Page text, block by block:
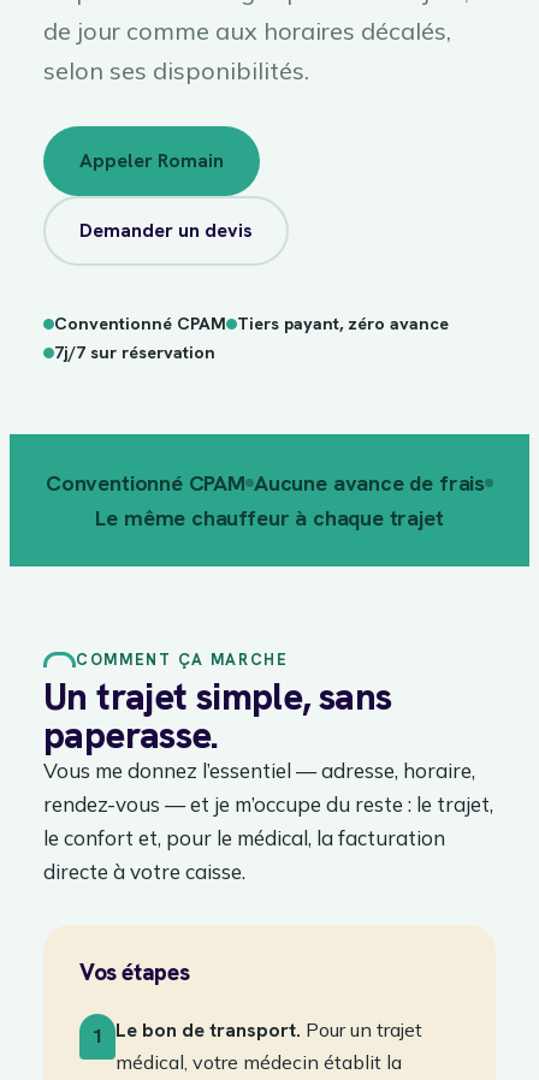
de jour comme aux horaires décalés,
selon ses disponibilités.
Appeler Romain
Demander un devis
Conventionné CPAM Tiers payant, zéro avance
7j/7 sur réservation
7j/7sur
réservation
Conventionné CPAM Aucune avance de frais
Le même chauffeur à chaque trajet
COMMENT ÇA MARCHE
Un trajet simple, sans
paperasse.
Vous me donnez l’essentiel — adresse, horaire,
rendez-vous — et je m’occupe du reste : le trajet,
le confort et, pour le médical, la facturation
directe à votre caisse.
Vos étapes
1 Le bon de transport. Pour un trajet
médical, votre médecin établit la